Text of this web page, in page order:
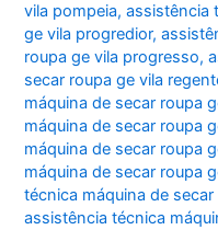
vila pompeia,assistência
ge vila progredior,
roupa ge vila progresso,
secar roupa ge vila
máquina de secar roupa
máquina de secar roupa
máquina de secar roupa
máquina de secar roupa
técnica máquina de
assistência técnica